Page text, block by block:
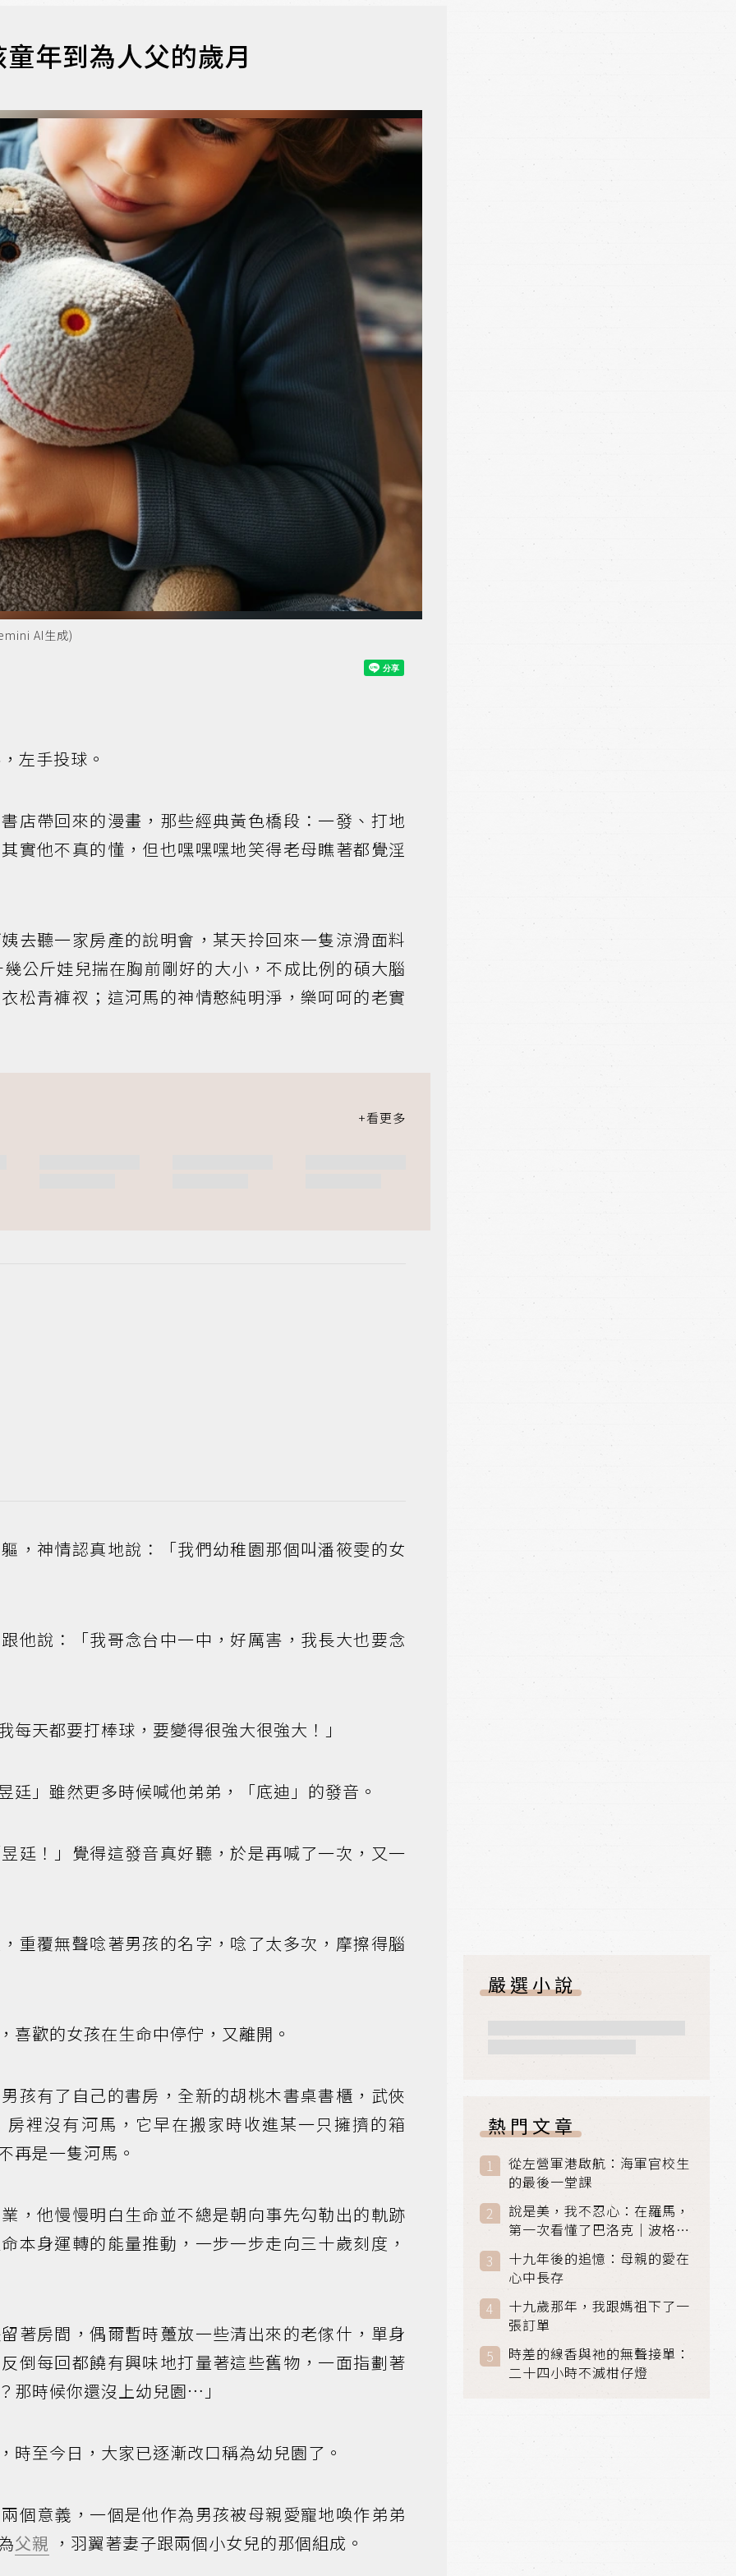
年到為人父的歲月
AI生成)
左手投球。
店帶回來的漫畫，那些經典黃色橋段：一發、打地
實他不真的懂，但也嘿嘿嘿地笑得老母瞧著都覺淫
去聽一家房產的說明會，某天拎回來一隻涼滑面料
公斤娃兒揣在胸前剛好的大小，不成比例的碩大腦
松青褲衩；這河馬的神情憨純明淨，樂呵呵的老實
，神情認真地說：「我們幼稚園那個叫潘筱雯的女
他說：「我哥念台中一中，好厲害，我長大也要念
每天都要打棒球，要變得很強大很強大！」
廷」雖然更多時候喊他弟弟，「底迪」的發音。
廷！」覺得這發音真好聽，於是再喊了一次，又一
重覆無聲唸著男孩的名字，唸了太多次，摩擦得腦
喜歡的女孩在生命中停佇，又離開。
孩有了自己的書房，全新的胡桃木書桌書櫃，武俠
裡沒有河馬，它早在搬家時收進某一只擁擠的箱
再是一隻河馬。
，他慢慢明白生命並不總是朝向事先勾勒出的軌跡
本身運轉的能量推動，一步一步走向三十歲刻度，
著房間，偶爾暫時躉放一些清出來的老傢什，單身
倒每回都饒有興味地打量著這些舊物，一面指劃著
那時候你還沒上幼兒園…」
時至今日，大家已逐漸改口稱為幼兒園了。
個意義，一個是他作為男孩被母親愛寵地喚作弟弟
父親 ，羽翼著妻子跟兩個小女兒的那個組成。
嚴選小說
熱門文章
從左營軍港啟航：海軍官校生
的最後一堂課
說是美，我不忍心：在羅馬，
第一次看懂了巴洛克｜波格賽
美術館 (Galleria Borghese)
｜義大利 羅馬
十九年後的追憶：母親的愛在
心中長存
十九歲那年，我跟媽祖下了一
張訂單
時差的線香與祂的無聲接單：
二十四小時不滅柑仔燈